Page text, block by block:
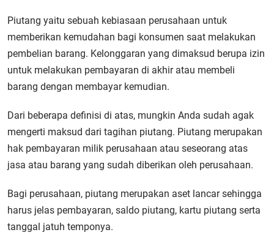
Piutang yaitu sebuah kebiasaan perusahaan untuk
memberikan kemudahan bagi konsumen saat melakukan
pembelian barang. Kelonggaran yang dimaksud berupa izin
untuk melakukan pembayaran di akhir atau membeli
barang dengan membayar kemudian.
Dari beberapa definisi di atas, mungkin Anda sudah agak
mengerti maksud dari tagihan piutang. Piutang merupakan
hak pembayaran milik perusahaan atau seseorang atas
jasa atau barang yang sudah diberikan oleh perusahaan.
Bagi perusahaan, piutang merupakan aset lancar sehingga
harus jelas pembayaran, saldo piutang, kartu piutang serta
tanggal jatuh temponya.